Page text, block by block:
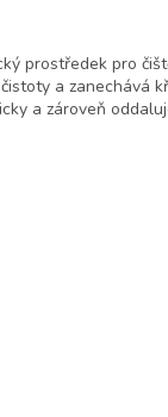
prostředek pro
a zanechává
a zároveň